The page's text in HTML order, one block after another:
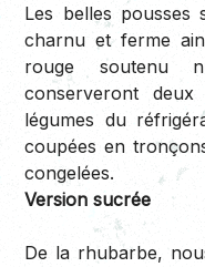
Les belles pousses
charnu et ferme
rouge soutenu
conserveront
légumes du
coupées en
congelées.
Version sucrée
De la rhubarbe,